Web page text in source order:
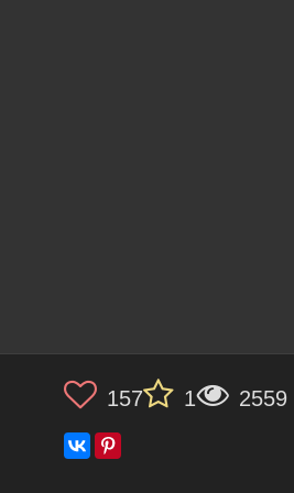
157 1 2559